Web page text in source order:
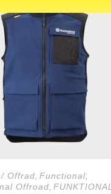
Offrad, Functional,
Offroad, FUNKTIONAL